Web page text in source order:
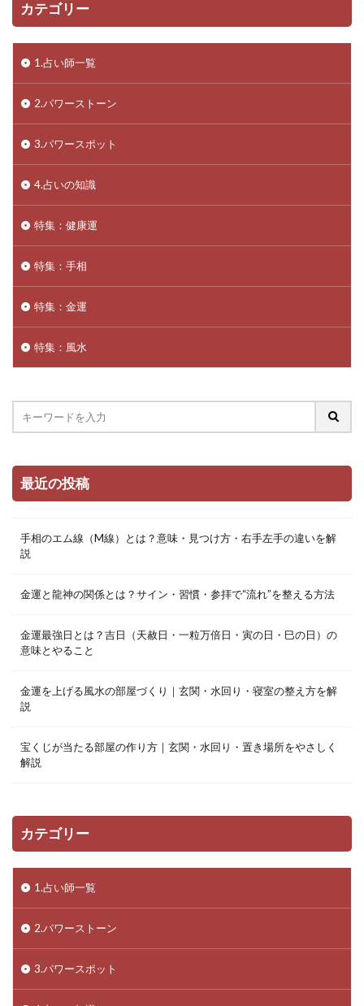
カテゴリー
1.占い師一覧
2.パワーストーン
3.パワースポット
4.占いの知識
特集：健康運
特集：手相
特集：金運
特集：風水
最近の投稿
手相のエム線（M線）とは？意味・見つけ方・右手左手の違いを解
説
金運と龍神の関係とは？サイン・習慣・参拝で“流れ”を整える方法
金運最強日とは？吉日（天赦日・一粒万倍日・寅の日・巳の日）の
意味とやること
金運を上げる風水の部屋づくり｜玄関・水回り・寝室の整え方を解
説
宝くじが当たる部屋の作り方｜玄関・水回り・置き場所をやさしく
解説
カテゴリー
1.占い師一覧
2.パワーストーン
3.パワースポット